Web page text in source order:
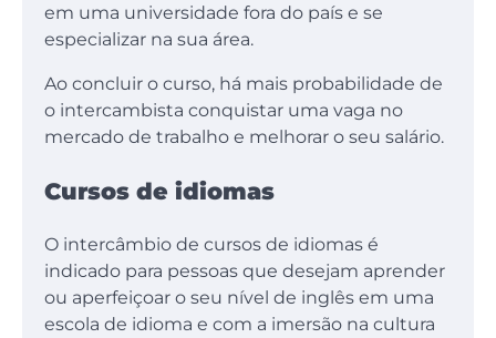
em uma universidade fora do país e se
especializar na sua área.
Ao concluir o curso, há mais probabilidade de
o intercambista conquistar uma vaga no
mercado de trabalho e melhorar o seu salário.
Cursos de idiomas
O intercâmbio de cursos de idiomas é
indicado para pessoas que desejam aprender
ou aperfeiçoar o seu nível de inglês em uma
escola de idioma e com a imersão na cultura